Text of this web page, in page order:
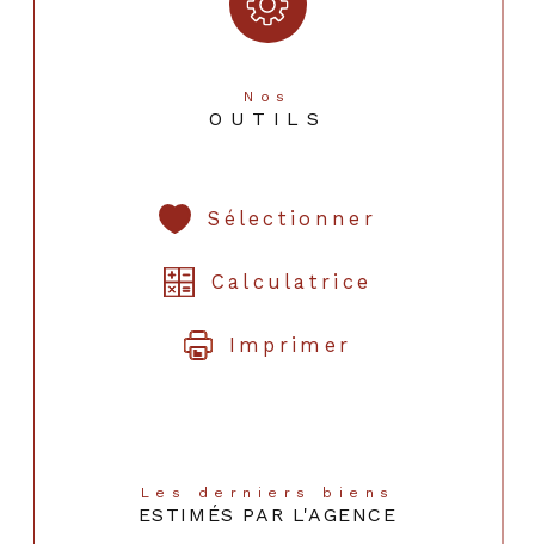
Nos
OUTILS
Sélectionner
Calculatrice
Imprimer
Les derniers biens
ESTIMÉS PAR L'AGENCE